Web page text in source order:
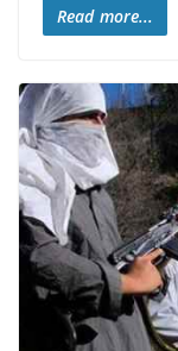
Read more...